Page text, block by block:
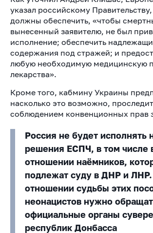
указал российскому
должны обеспечить, «чтобы
вынесенный заявителю, не был
исполнение; обеспечить
содержания под стражей; и
любую необходимую медицинскую
лекарства».
Кроме того, кабмину Украины
насколько это возможно,
соблюдением конвенционных прав
Россия не будет исполнять
решения ЕСПЧ, в том числе
отношении наёмников,
подлежат суду в ДНР и
отношении судьбы этих
неонацистов нужно
официальные органы
республик Донбасса